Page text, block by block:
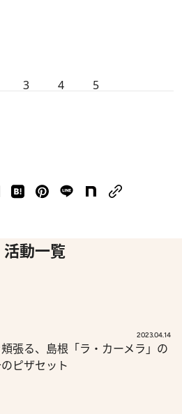
3 4 5
活動一覧
2023.04.14
張る、島根「ラ・カーメラ」の
ピザセット